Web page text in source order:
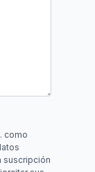
como
suscripción